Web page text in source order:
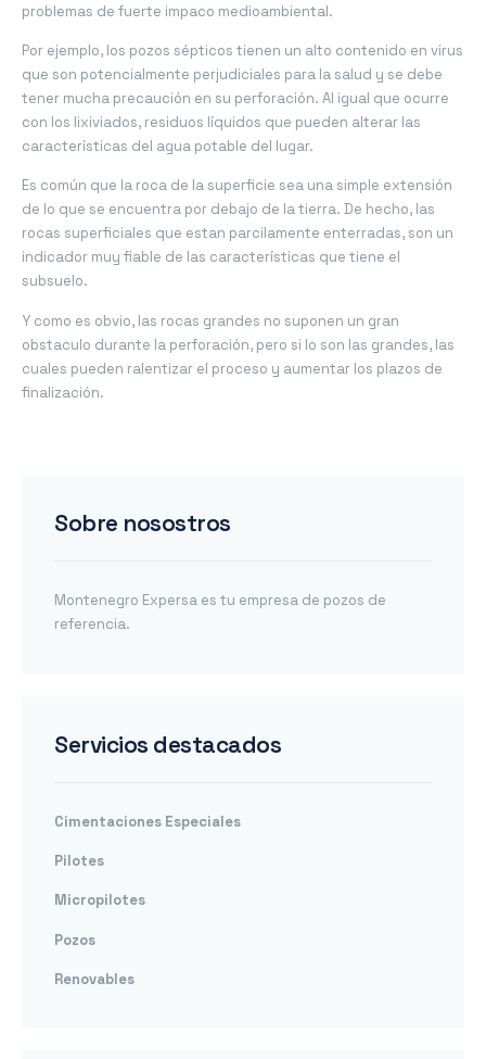
problemas de fuerte impaco medioambiental.
Por ejemplo, los pozos sépticos tienen un alto contenido en virus
que son potencialmente perjudiciales para la salud y se debe
tener mucha precaución en su perforación. Al igual que ocurre
con los lixiviados, residuos líquidos que pueden alterar las
características del agua potable del lugar.
Es común que la roca de la superficie sea una simple extensión
de lo que se encuentra por debajo de la tierra. De hecho, las
rocas superficiales que estan parcilamente enterradas, son un
indicador muy fiable de las características que tiene el
subsuelo.
Y como es obvio, las rocas grandes no suponen un gran
obstaculo durante la perforación, pero si lo son las grandes, las
cuales pueden ralentizar el proceso y aumentar los plazos de
finalización.
Sobre nosostros
Montenegro Expersa es tu empresa de pozos de
referencia.
Servicios destacados
Cimentaciones Especiales
Pilotes
Micropilotes
Pozos
Renovables